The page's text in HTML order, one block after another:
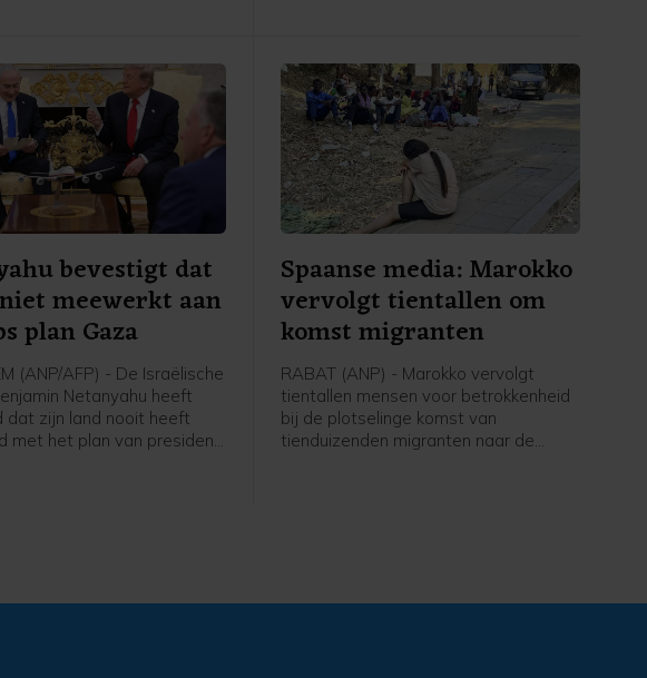
bevestigt dat
meewerkt aan
plan Gaza
(ANP/AFP) - De Israëlische
Netanyahu heeft
dat zijn land nooit heeft
met het plan van president
Spaanse media: Marokko
vervolgt tientallen om
komst migranten
RABAT (ANP) - Marokko vervolgt
tientallen mensen voor betrokkenheid
bij de plotselinge komst van
tienduizenden migranten naar de